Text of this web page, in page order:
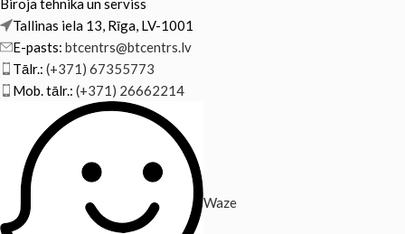
Biroja tehnika un serviss
Tallinas iela 13, Rīga, LV-1001
E-pasts: btcentrs@btcentrs.lv
Tālr.: (+371) 67355773
Mob. tālr.: (+371) 26662214
Waze